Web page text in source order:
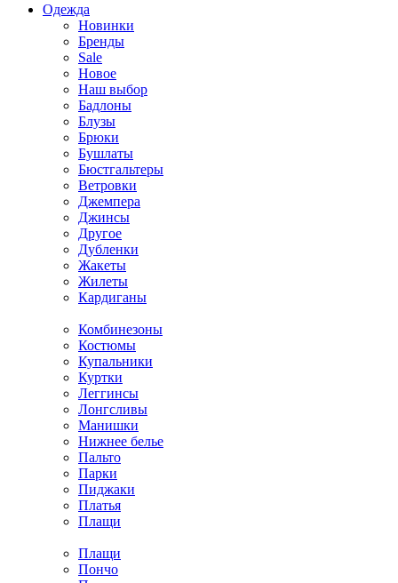
Одежда
Новинки
Бренды
Sale
Новое
Наш выбор
Бадлоны
Блузы
Брюки
Бушлаты
Бюстгальтеры
Ветровки
Джемпера
Джинсы
Другое
Дубленки
Жакеты
Жилеты
Кардиганы
Комбинезоны
Костюмы
Купальники
Куртки
Леггинсы
Лонгсливы
Манишки
Нижнее белье
Пальто
Парки
Пиджаки
Платья
Плащи
Плащи
Пончо